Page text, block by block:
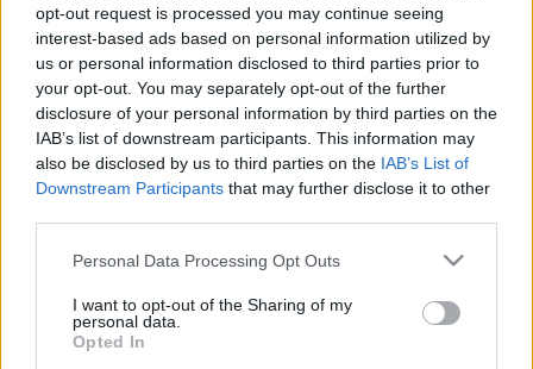
opt-out request is processed you may continue seeing
interest-based ads based on personal information utilized by
us or personal information disclosed to third parties prior to
your opt-out. You may separately opt-out of the further
disclosure of your personal information by third parties on the
IAB’s list of downstream participants. This information may
also be disclosed by us to third parties on the IAB’s List of
Downstream Participants that may further disclose it to other
Please note that this website/app uses one or more Google
not limited to your visit or usage behaviour. You may click to
grant or deny consent to Google and its third-party tags to
use your data for below specified purposes in below Google
Personal Data Processing Opt Outs
I want to opt-out of the Sharing of my
personal data.
Opted In
#allergia #influenza
#cukorbetegség
#orvosmeteorológia#vérnyomás#stroke#rákbetegség
#pajzsmirigy#reflux#ekcéma#herpesz
Regisztráció
Ozempic